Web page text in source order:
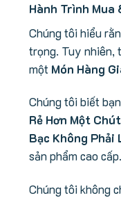
Hành Trình Mua
Chúng tôi hiểu
trọng. Tuy nhiên,
một Món Hàng
Chúng tôi biết
Rẻ Hơn Một Chút
Bạc Không Phải
sản phẩm cao cấp.
Chúng tôi không